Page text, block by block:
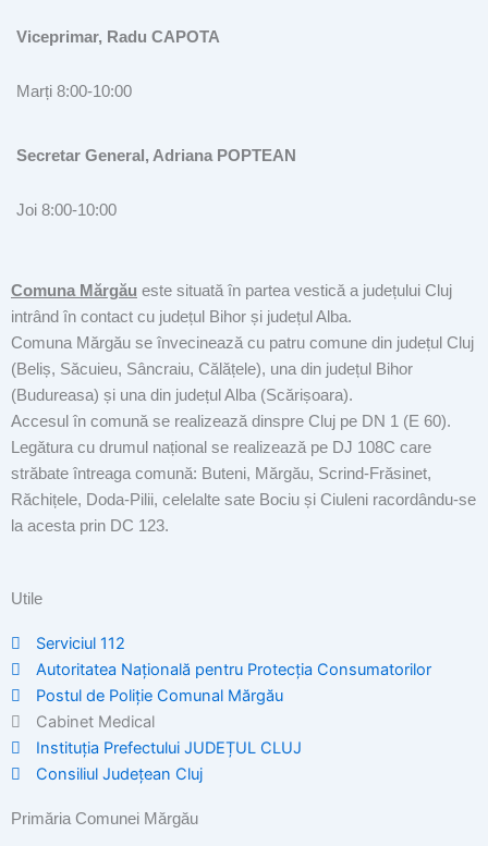
Viceprimar, Radu CAPOTA
Marți 8:00-10:00
Secretar General, Adriana POPTEAN
Joi 8:00-10:00
Comuna Mărgău este situată în partea vestică a județului Cluj
intrând în contact cu județul Bihor și județul Alba.
Comuna Mărgău se învecinează cu patru comune din județul Cluj
(Beliș, Săcuieu, Sâncraiu, Călățele), una din județul Bihor
(Budureasa) și una din județul Alba (Scărișoara).
Accesul în comună se realizează dinspre Cluj pe DN 1 (E 60).
Legătura cu drumul național se realizează pe DJ 108C care
străbate întreaga comună: Buteni, Mărgău, Scrind-Frăsinet,
Răchițele, Doda-Pilii, celelalte sate Bociu și Ciuleni racordându-se
la acesta prin DC 123.
Utile
Serviciul 112
Autoritatea Națională pentru Protecția Consumatorilor
Postul de Poliţie Comunal Mărgău
Cabinet Medical
Instituția Prefectului JUDEȚUL CLUJ
Consiliul Județean Cluj
Primăria Comunei Mărgău